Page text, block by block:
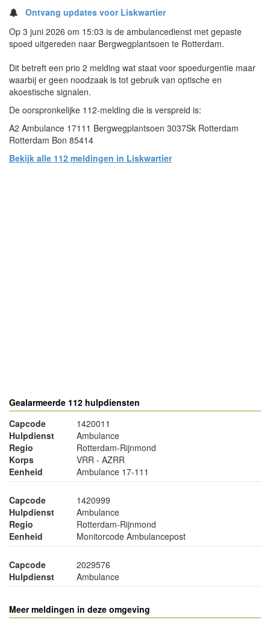
Ontvang updates voor Liskwartier
Op 3 juni 2026 om 15:03 is de ambulancedienst met gepaste
spoed uitgereden naar Bergwegplantsoen te Rotterdam.
Dit betreft een prio 2 melding wat staat voor spoedurgentie maar
waarbij er geen noodzaak is tot gebruik van optische en
akoestische signalen.
De oorspronkelijke 112-melding die is verspreid is:
A2 Ambulance 17111 Bergwegplantsoen 3037Sk Rotterdam
Rotterdam Bon 85414
Bekijk alle 112 meldingen in Liskwartier
Gealarmeerde 112 hulpdiensten
Capcode
1420011
Hulpdienst
Ambulance
Regio
Rotterdam-Rijnmond
Korps
VRR - AZRR
Eenheid
Ambulance 17-111
Capcode
1420999
Hulpdienst
Ambulance
Regio
Rotterdam-Rijnmond
Eenheid
Monitorcode Ambulancepost
Capcode
2029576
Hulpdienst
Ambulance
Meer meldingen in deze omgeving